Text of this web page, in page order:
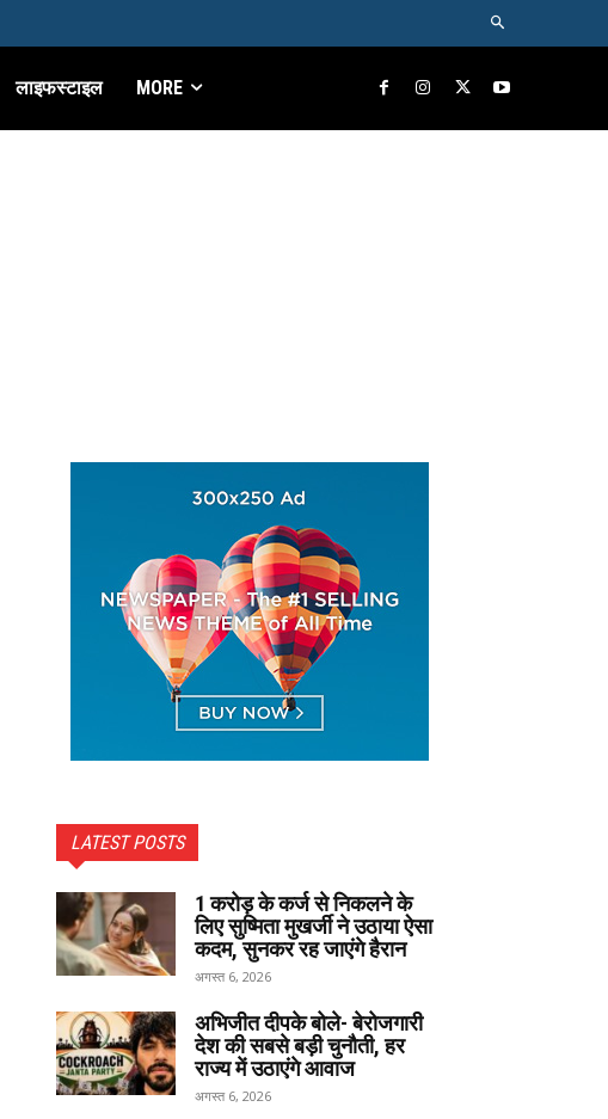
लाइफस्टाइल MORE
LATEST POSTS
1 करोड़ के कर्ज से निकलने के
लिए सुष्मिता मुखर्जी ने उठाया ऐसा
कदम, सुनकर रह जाएंगे हैरान
अगस्त 6, 2026
अभिजीत दीपके बोले- बेरोजगारी
देश की सबसे बड़ी चुनौती, हर
राज्य में उठाएंगे आवाज
अगस्त 6, 2026